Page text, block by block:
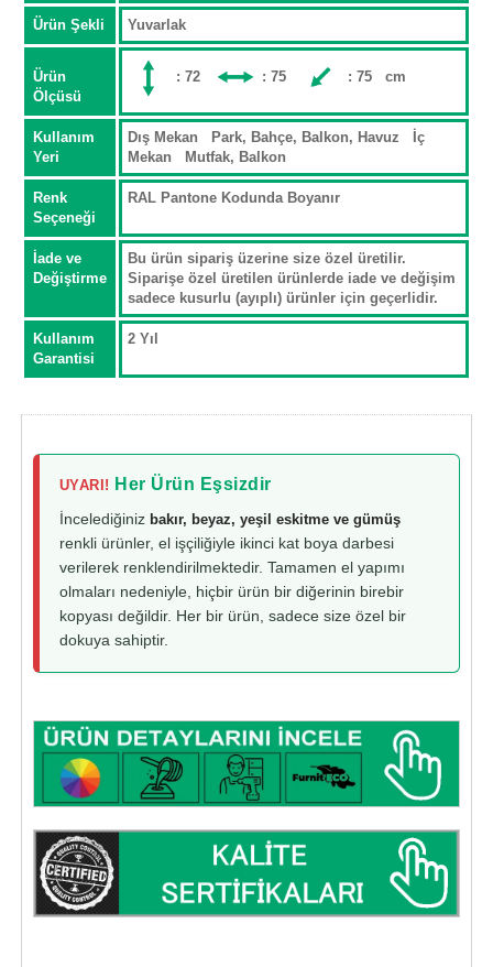
Ürün Şekli Yuvarlak
Ürün
Ölçüsü
: 72 : 75 : 75 cm
Kullanım
Yeri
Dış Mekan Park, Bahçe, Balkon, Havuz İç
Mekan Mutfak, Balkon
Renk
Seçeneği
RAL Pantone Kodunda Boyanır
İade ve
Değiştirme
Bu ürün sipariş üzerine size özel üretilir.
Siparişe özel üretilen ürünlerde iade ve değişim
sadece kusurlu (ayıplı) ürünler için geçerlidir.
Kullanım
Garantisi
2 Yıl
UYARI! Her Ürün Eşsizdir
İncelediğiniz bakır, beyaz, yeşil eskitme ve gümüş
renkli ürünler, el işçiliğiyle ikinci kat boya darbesi
verilerek renklendirilmektedir. Tamamen el yapımı
olmaları nedeniyle, hiçbir ürün bir diğerinin birebir
kopyası değildir. Her bir ürün, sadece size özel bir
dokuya sahiptir.